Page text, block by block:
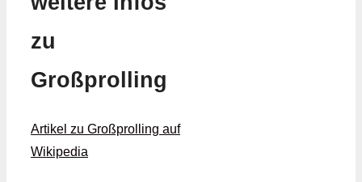
zu
Großprolling
Artikel zu Großprolling auf
Wikipedia